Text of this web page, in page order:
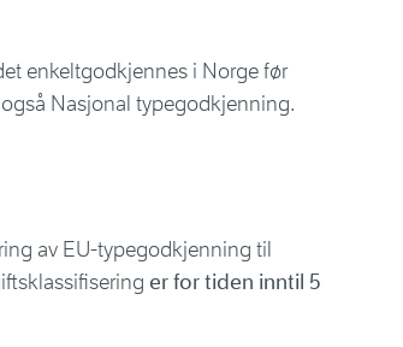
enkeltgodkjennes i Norge før
Nasjonal typegodkjenning.
av EU-typegodkjenning til
er for tiden inntil 5